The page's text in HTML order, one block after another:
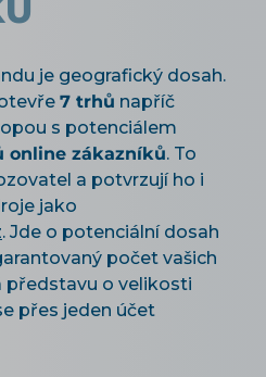
je geografický dosah.
7 trhů napříč
s potenciálem
online zákazníků. To
a potvrzují ho i
jako
. Jde o potenciální dosah
počet vašich
představu o velikosti
přes jeden účet